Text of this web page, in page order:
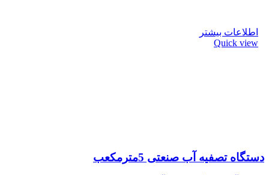
اطلاعات بیشتر
Quick view
دستگاه تصفیه آب صنعتی 5مترمکعب